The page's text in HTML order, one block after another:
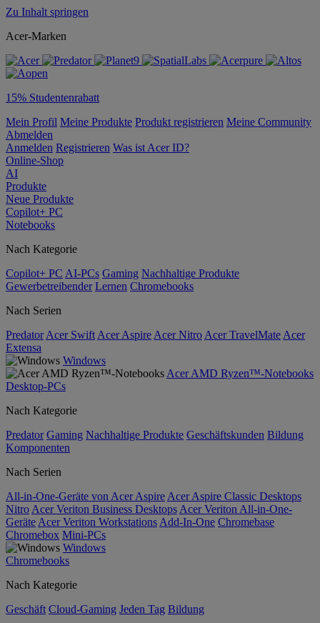
Zu Inhalt springen
Acer-Marken
15% Studentenrabatt
Mein Profil Meine Produkte Produkt registrieren Meine Community
Abmelden
Anmelden Registrieren Was ist Acer ID?
Online-Shop
AI
Produkte
Neue Produkte
Copilot+ PC
Notebooks
Nach Kategorie
Copilot+ PC AI-PCs Gaming Nachhaltige Produkte
Gewerbetreibender Lernen Chromebooks
Nach Serien
Predator Acer Swift Acer Aspire Acer Nitro Acer TravelMate Acer
Extensa
Windows
Acer AMD Ryzen™-Notebooks
Desktop-PCs
Nach Kategorie
Predator Gaming Nachhaltige Produkte Geschäftskunden Bildung
Komponenten
Nach Serien
All-in-One-Geräte von Acer Aspire Acer Aspire Classic Desktops
Nitro Acer Veriton Business Desktops Acer Veriton All-in-One-
Geräte Acer Veriton Workstations Add-In-One Chromebase
Chromebox Mini-PCs
Windows
Chromebooks
Nach Kategorie
Geschäft Cloud-Gaming Jeden Tag Bildung